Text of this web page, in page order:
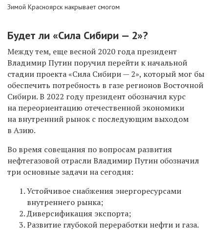
Зимой Красноярск накрывает смогом
Будет ли «Сила Сибири — 2»?
Между тем, еще весной 2020 года президент
Владимир Путин поручил перейти к начальной
стадии проекта «Сила Сибири — 2», который мог бы
обеспечить потребность в газе регионов Восточной
Сибири. В 2022 году президент обозначил курс
на переориентацию отечественной экономики
на внутренний рынок с последующим выходом
в Азию.
Во время совещания по вопросам развития
нефтегазовой отрасли Владимир Путин обозначил
три основные задачи на сегодня:
Устойчивое снабжения энергоресурсами
внутреннего рынка;
Диверсификация экспорта;
Развитие глубокой переработки нефти и газа.